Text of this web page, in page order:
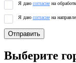
Я даю согласие на
Я даю согласие на
Отправить
Выберите